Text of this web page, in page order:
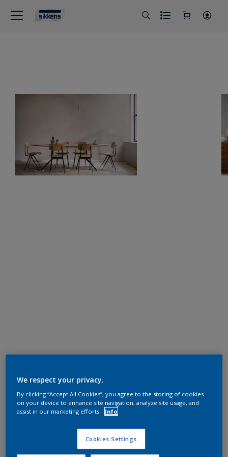
We respect your privacy.
By clicking “Accept All Cookies”, you agree to the storing of cookies
on your device to enhance site navigation, analyze site usage, and
assist in our marketing efforts.
Info
Cookies Settings